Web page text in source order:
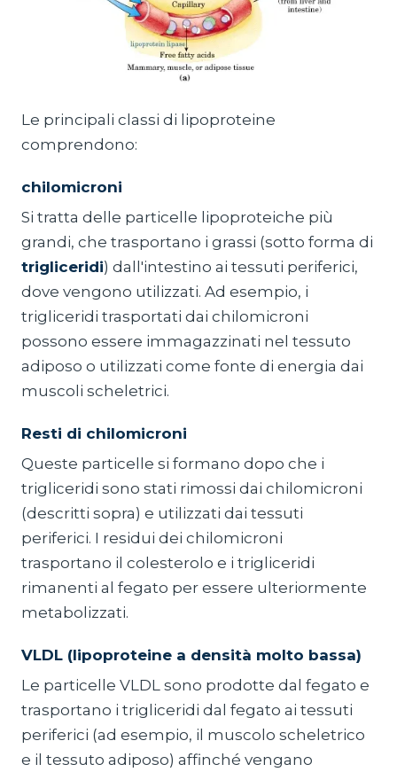
Le principali classi di lipoproteine
comprendono:
chilomicroni
Si tratta delle particelle lipoproteiche più
grandi, che trasportano i grassi (sotto forma di
trigliceridi) dall'intestino ai tessuti periferici,
dove vengono utilizzati. Ad esempio, i
trigliceridi trasportati dai chilomicroni
possono essere immagazzinati nel tessuto
adiposo o utilizzati come fonte di energia dai
muscoli scheletrici.
Resti di chilomicroni
Queste particelle si formano dopo che i
trigliceridi sono stati rimossi dai chilomicroni
(descritti sopra) e utilizzati dai tessuti
periferici. I residui dei chilomicroni
trasportano il colesterolo e i trigliceridi
rimanenti al fegato per essere ulteriormente
metabolizzati.
VLDL (lipoproteine a densità molto bassa)
Le particelle VLDL sono prodotte dal fegato e
trasportano i trigliceridi dal fegato ai tessuti
periferici (ad esempio, il muscolo scheletrico
e il tessuto adiposo) affinché vengano